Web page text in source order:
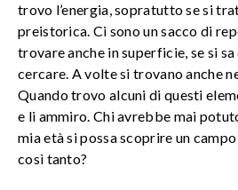
trovo l’energia, sopratutto se si
preistorica. Ci sono un sacco di
trovare anche in superficie, se si
cercare. A volte si trovano anche
Quando trovo alcuni di questi
e li ammiro. Chi avrebbe mai
mia età si possa scoprire un
così tanto?